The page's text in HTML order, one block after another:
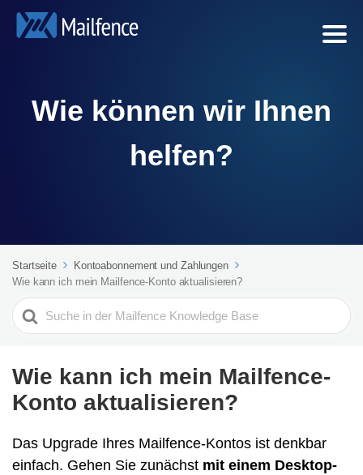
Wie können wir Ihnen
helfen?
Startseite
Kontoabonnement und Zahlungen
Wie kann ich mein Mailfence-Konto aktualisieren?
Search
For
Wie kann ich mein Mailfence-
Konto aktualisieren?
Das Upgrade Ihres Mailfence-Kontos ist denkbar
einfach. Gehen Sie zunächst mit einem Desktop-